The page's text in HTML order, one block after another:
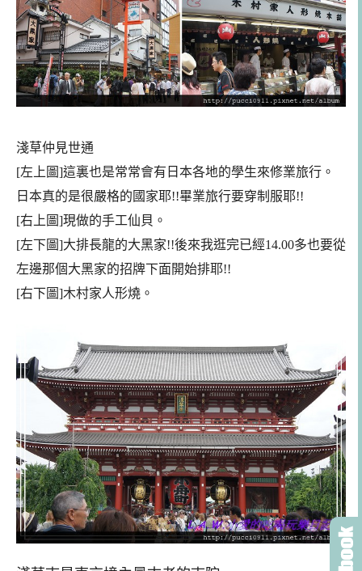
淺草仲見世通
[左上圖]這裏也是常常會有日本各地的學生來修業旅行。
日本真的是很嚴格的國家耶!!畢業旅行要穿制服耶!!
[右上圖]現做的手工仙貝。
[左下圖]大排長龍的大黑家!!後來我逛完已經14.00多也要從
左邊那個大黑家的招牌下面開始排耶!!
[右下圖]木村家人形燒。